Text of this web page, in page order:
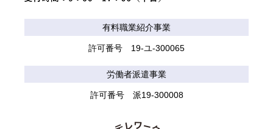
有料職業紹介事業
許可番号 19-ユ-300065
労働者派遣事業
許可番号 派19-300008